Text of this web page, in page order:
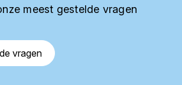
meest gestelde vragen
vragen